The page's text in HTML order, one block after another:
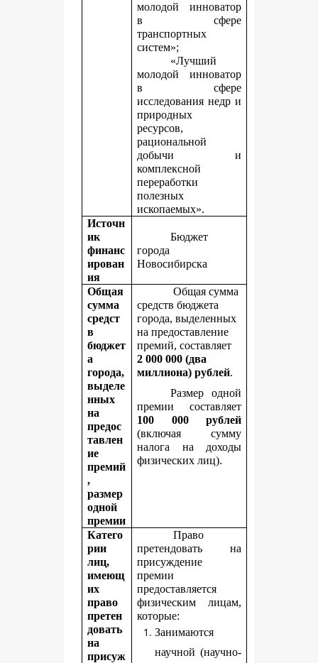
молодой инноватор
в сфере
транспортных
систем»;
«Лучший
молодой инноватор
в сфере
исследования недр и
природных
ресурсов,
рациональной
добычи и
комплексной
переработки
полезных
ископаемых».
Источн
ик
финанс
ирован
ия
Бюджет
города
Новосибирска
Общая
сумма
средст
в
бюджет
а
города,
выделе
нных
на
предос
тавлен
ие
премий
,
размер
одной
премии
Общая сумма
средств бюджета
города, выделенных
на предоставление
премий, составляет
2 000 000 (два
миллиона) рублей.
Размер одной
премии составляет
100 000 рублей
(включая сумму
налога на доходы
физических лиц).
Катего
рии
лиц,
имеющ
их
право
претен
довать
на
присуж
Право
претендовать на
присуждение
премии
предоставляется
физическим лицам,
которые:
Занимаются
научной (научно-